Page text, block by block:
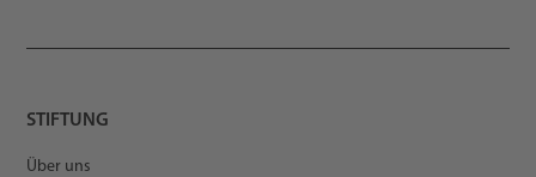
STIFTUNG
Über uns